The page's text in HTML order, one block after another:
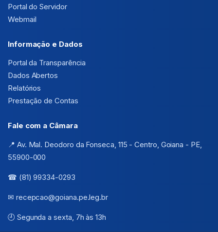
Portal do Servidor
Webmail
Informação e Dados
Portal da Transparência
Dados Abertos
Relatórios
Prestação de Contas
Fale com a Câmara
📍 Av. Mal. Deodoro da Fonseca, 115 - Centro, Goiana - PE,
55900-000
☎ (81) 99334-0293
✉ recepcao@goiana.pe.leg.br
🕘 Segunda a sexta, 7h às 13h